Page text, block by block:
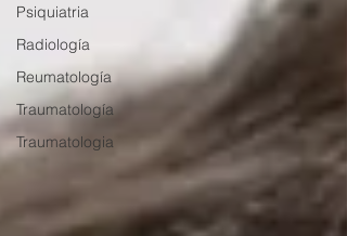
Psiquiatria
Radiología
Reumatología
Traumatología
Traumatologia